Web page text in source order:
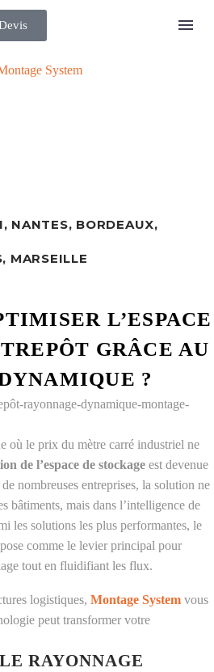
NANTES,​ BORDEAUX,​
MARSEILLE
L’ESPACE
GRÂCE AU
?
où le prix du mètre carré industriel ne
de l’espace de stockage est devenue
nombreuses entreprises, la solution ne
bâtiments, mais dans l’intelligence de
les solutions les plus performantes, le
comme le levier principal pour
tout en fluidifiant les flux.
logistiques, Montage System vous
peut transformer votre
RAYONNAGE